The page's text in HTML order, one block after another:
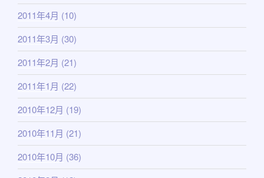
2011年4月 (10)
2011年3月 (30)
2011年2月 (21)
2011年1月 (22)
2010年12月 (19)
2010年11月 (21)
2010年10月 (36)